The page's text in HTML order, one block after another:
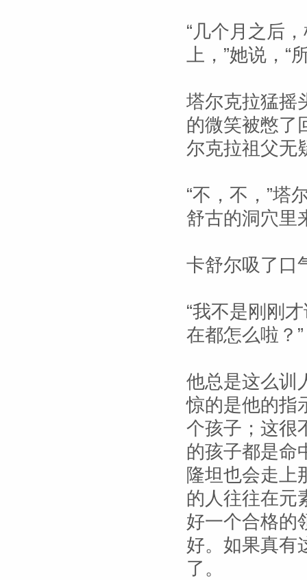
“几个月之后
上，”她说，“
塔尔克拉猛摇
的微笑被憋了
尔克拉祖父无
“不，不，”塔
舒古的洞穴里
卡舒尔吸了口
“我不是刚刚
在都怎么啦？”
他总是这么训
惊的是他的指
个孩子；这很
的孩子都是命
隆坦也会走上
的人往往在元
好一个合格的
好。如果真有
了。